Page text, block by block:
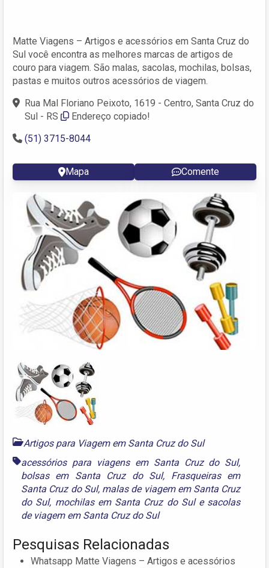
Matte Viagens – Artigos e acessórios em Santa Cruz do
Sul você encontra as melhores marcas de artigos de
couro para viagem. São malas, sacolas, mochilas, bolsas,
pastas e muitos outros acessórios de viagem.
Rua Mal Floriano Peixoto, 1619 - Centro, Santa Cruz do
Sul - RS
Endereço copiado!
(51) 3715-8044
Mapa Comente
Artigos para Viagem em Santa Cruz do Sul
acessórios para viagens em Santa Cruz do Sul,
bolsas em Santa Cruz do Sul, Frasqueiras em
Santa Cruz do Sul, malas de viagem em Santa Cruz
do Sul, mochilas em Santa Cruz do Sule sacolas
de viagem em Santa Cruz do Sul
Pesquisas Relacionadas
Whatsapp Matte Viagens – Artigos e acessórios